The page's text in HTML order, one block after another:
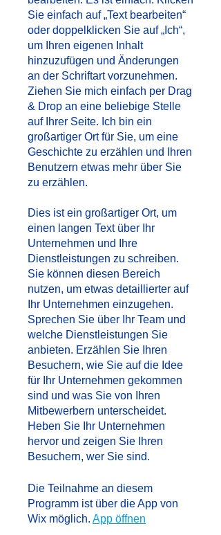
Sie einfach auf „Text bearbeiten“
oder doppelklicken Sie auf „Ich“,
um Ihren eigenen Inhalt
hinzuzufügen und Änderungen
an der Schriftart vorzunehmen.
Ziehen Sie mich einfach per Drag
& Drop an eine beliebige Stelle
auf Ihrer Seite. Ich bin ein
großartiger Ort für Sie, um eine
Geschichte zu erzählen und Ihren
Benutzern etwas mehr über Sie
zu erzählen.
Dies ist ein großartiger Ort, um
einen langen Text über Ihr
Unternehmen und Ihre
Dienstleistungen zu schreiben.
Sie können diesen Bereich
nutzen, um etwas detaillierter auf
Ihr Unternehmen einzugehen.
Sprechen Sie über Ihr Team und
welche Dienstleistungen Sie
anbieten. Erzählen Sie Ihren
Besuchern, wie Sie auf die Idee
für Ihr Unternehmen gekommen
sind und was Sie von Ihren
Mitbewerbern unterscheidet.
Heben Sie Ihr Unternehmen
hervor und zeigen Sie Ihren
Besuchern, wer Sie sind.
Die Teilnahme an diesem
Programm ist über die App von
Wix möglich. App öffnen